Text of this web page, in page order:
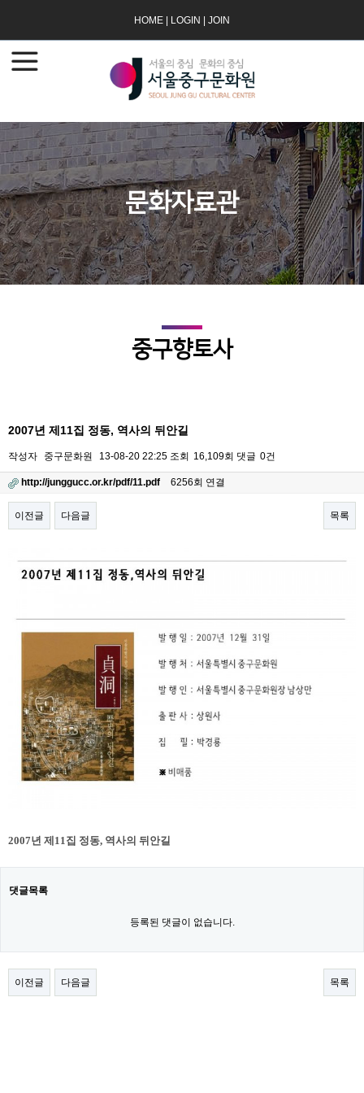
HOME LOGIN JOIN
문화자료관
중구향토사
2007년 제11집 정동, 역사의 뒤안길
작성자 중구문화원 13-08-20 22:25 조회 16,109회 댓글 0건
http://junggucc.or.kr/pdf/11.pdf 6256회 연결
이전글 다음글 목록
2007년 제11집 정동, 역사의 뒤안길
댓글목록
등록된 댓글이 없습니다.
이전글 다음글 목록